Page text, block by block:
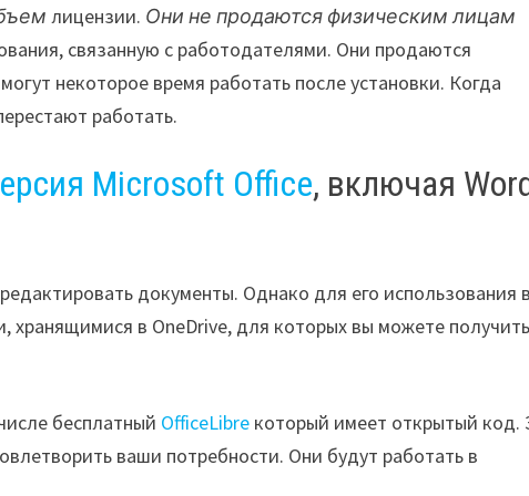
лицензии. Они не продаются физическим лицам
связанную с работодателями. Они продаются
некоторое время работать после установки. Когда
работать.
Microsoft Office, включая
документы. Однако для его использования
в OneDrive, для которых вы можете получить
бесплатный OfficeLibre который имеет открытый код.
ваши потребности. Они будут работать в